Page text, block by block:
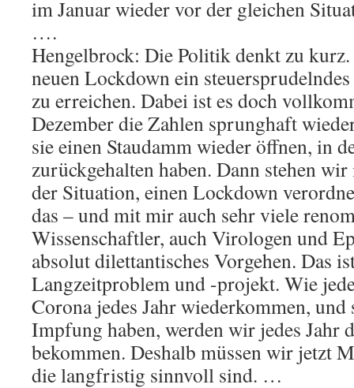
im Januar wieder vor der gleichen
….
Hengelbrock: Die Politik denkt zu
neuen Lockdown ein
zu erreichen. Dabei ist es doch
Dezember die Zahlen sprunghaft
sie einen Staudamm wieder öffnen, in
zurückgehalten haben. Dann stehen
der Situation, einen Lockdown
das – und mit mir auch sehr viele
Wissenschaftler, auch Virologen und
absolut dilettantisches Vorgehen. Das
Langzeitproblem und -projekt. Wie
Corona jedes Jahr wiederkommen,
Impfung haben, werden wir jedes Jahr
bekommen. Deshalb müssen wir jetzt
die langfristig sinnvoll sind. …